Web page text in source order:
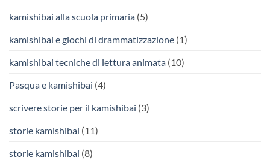
kamishibai alla scuola primaria (5)
kamishibai e giochi di drammatizzazione (1)
kamishibai tecniche di lettura animata (10)
Pasqua e kamishibai (4)
scrivere storie per il kamishibai (3)
storie kamishibai (11)
storie kamishibai (8)